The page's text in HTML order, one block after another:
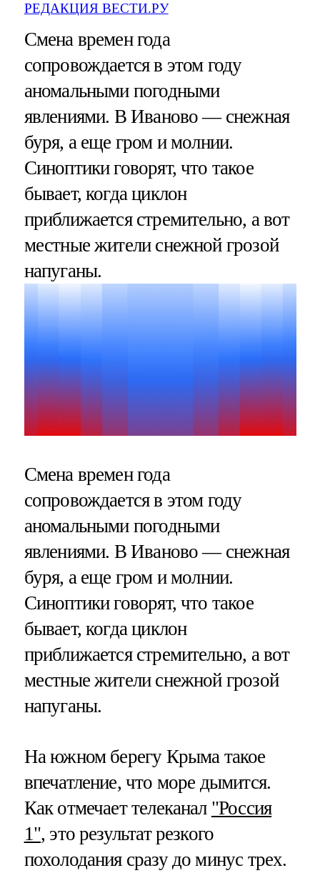
РЕДАКЦИЯ ВЕСТИ.РУ
Смена времен года
сопровождается в этом году
аномальными погодными
явлениями. В Иваново — снежная
буря, а еще гром и молнии.
Синоптики говорят, что такое
бывает, когда циклон
приближается стремительно, а вот
местные жители снежной грозой
напуганы.
Смена времен года
сопровождается в этом году
аномальными погодными
явлениями. В Иваново — снежная
буря, а еще гром и молнии.
Синоптики говорят, что такое
бывает, когда циклон
приближается стремительно, а вот
местные жители снежной грозой
напуганы.
На южном берегу Крыма такое
впечатление, что море дымится.
Как отмечает телеканал "Россия
1", это результат резкого
похолодания сразу до минус трех.